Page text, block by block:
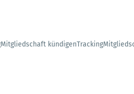
Mitgliedschaft kündigenTracking